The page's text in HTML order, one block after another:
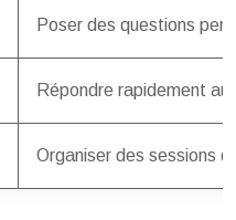
Poser des questions
Répondre rapidement
Organiser des sessions